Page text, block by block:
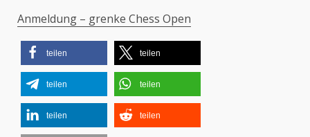
Anmeldung – grenke Chess Open
teilen teilen
teilen teilen
teilen teilen